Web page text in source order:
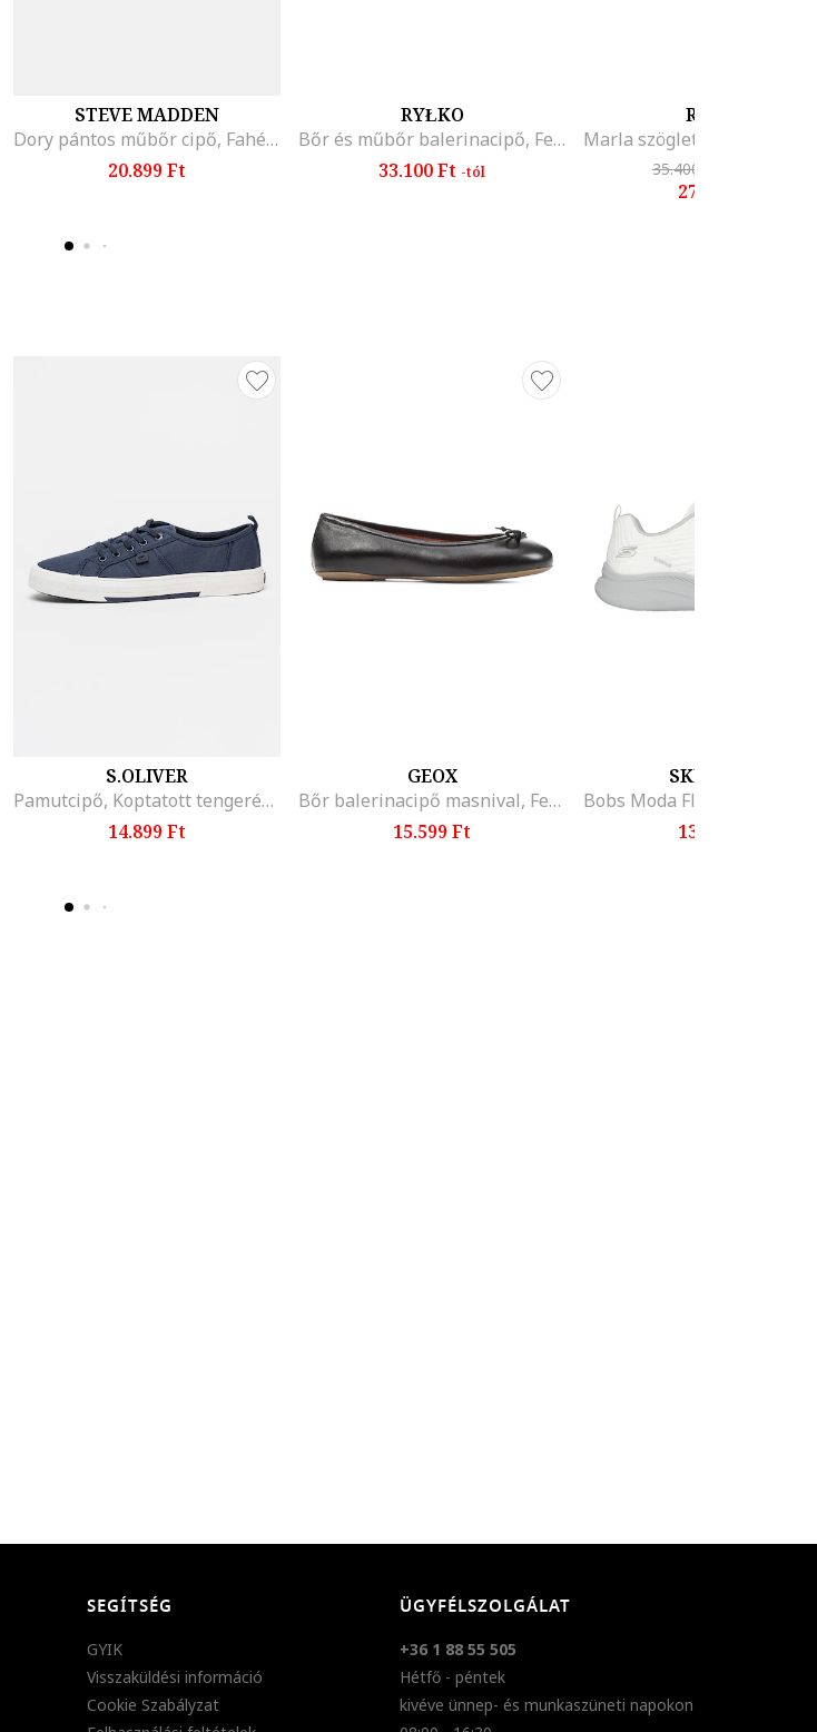
STEVE MADDEN
Dory pántos műbőr cipő, Fahéjbarna
20.899 Ft
RYŁKO
Bőr és műbőr balerinacipő, Fekete/Bézs
33.100 Ft -tól
RYŁKO
35.400 Ft
27.100 Ft
S.OLIVER
Pamutcipő, Koptatott tengerészkék
14.899 Ft
GEOX
Bőr balerinacipő masnival, Fekete
15.599 Ft
SKECHERS
13.899 Ft
SEGÍTSÉG
GYIK
Visszaküldési információ
Cookie Szabályzat
ÜGYFÉLSZOLGÁLAT
+36 1 88 55 505
Hétfő - péntek
kivéve ünnep- és munkaszüneti napokon